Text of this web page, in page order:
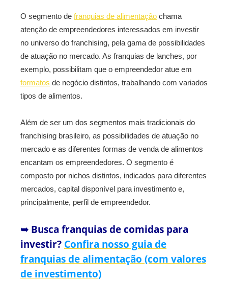
O segmento de franquias de alimentação chama
atenção de empreendedores interessados em investir
no universo do franchising, pela gama de possibilidades
de atuação no mercado. As franquias de lanches, por
exemplo, possibilitam que o empreendedor atue em
formatos de negócio distintos, trabalhando com variados
tipos de alimentos.
Além de ser um dos segmentos mais tradicionais do
franchising brasileiro, as possibilidades de atuação no
mercado e as diferentes formas de venda de alimentos
encantam os empreendedores. O segmento é
composto por nichos distintos, indicados para diferentes
mercados, capital disponível para investimento e,
principalmente, perfil de empreendedor.
➥ Busca franquias de comidas para
investir? Confira nosso guia de
franquias de alimentação (com valores
de investimento)